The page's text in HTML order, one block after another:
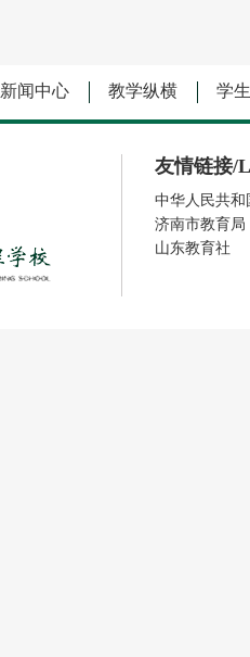
新闻中心 教学纵横 学
友情链接/
中华人民共和
济南市教育局
山东教育社